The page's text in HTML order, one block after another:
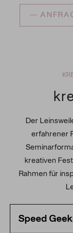
Der
erfahrener
kreativen
Rahmen für
Speed